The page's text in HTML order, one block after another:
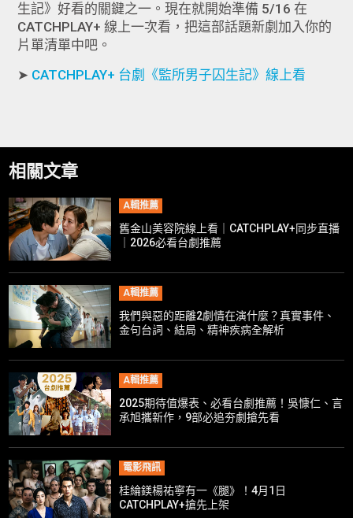
生記》好看的關鍵之一。現在就開始準備 5/16 在
CATCHPLAY+ 線上一次看，把這部話題新劇加入你的
片單清單中吧。
➤ CATCHPLAY+ 台劇《監所男子囚生記》線上看
相關文章
A輯推薦
舊金山美容院線上看｜CATCHPLAY+同步直播
｜2026必看台劇推薦
A輯推薦
我們與惡的距離2劇情在演什麼？真實事件、
金句台詞、結局、精神疾病全解析
A輯推薦
2025期待值爆表、必看台劇推薦！吳慷仁、言
承旭攜新作，9部必追夯劇搶先看
電影飛訊
桂綸鎂楊祐寧有一《腿》！4月1日
CATCHPLAY+搶先上架